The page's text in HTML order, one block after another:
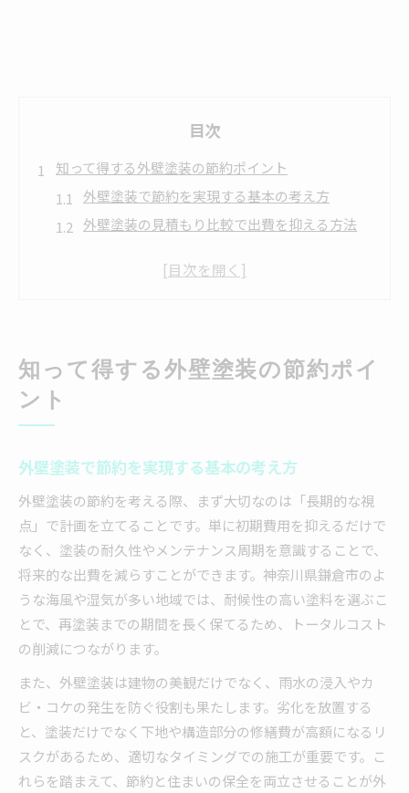
目次
知って得する外壁塗装の節約ポイント
外壁塗装で節約を実現する基本の考え方
外壁塗装の見積もり比較で出費を抑える方法
外壁塗装の時期選びで賢く節約するポイント
外壁塗装で鎌倉市ならではの節約戦略を考える
外壁塗装の費用節約に役立つスケジュール調整
術
外壁塗装で地域事情を考慮した予算計画の立て
方
外壁塗装の長期コスト管理術を徹底解説
外壁塗装の長期的なコストを見据えた管理法
外壁塗装のコストを抑えるための日常点検ポイ
ント
外壁塗装で費用管理を続けるための記録方法
節約視点で選ぶ外壁塗装の塗料とその効果
知って得する外壁塗装の節約ポイ
ント
外壁塗装で節約を実現する基本の考え方
外壁塗装の節約を考える際、まず大切なのは「長期的な視
点」で計画を立てることです。単に初期費用を抑えるだけで
なく、塗装の耐久性やメンテナンス周期を意識することで、
将来的な出費を減らすことができます。神奈川県鎌倉市のよ
うな海風や湿気が多い地域では、耐候性の高い塗料を選ぶこ
とで、再塗装までの期間を長く保てるため、トータルコスト
の削減につながります。
また、外壁塗装は建物の美観だけでなく、雨水の浸入やカ
ビ・コケの発生を防ぐ役割も果たします。劣化を放置する
と、塗装だけでなく下地や構造部分の修繕費が高額になるリ
スクがあるため、適切なタイミングでの施工が重要です。こ
れらを踏まえて、節約と住まいの保全を両立させることが外